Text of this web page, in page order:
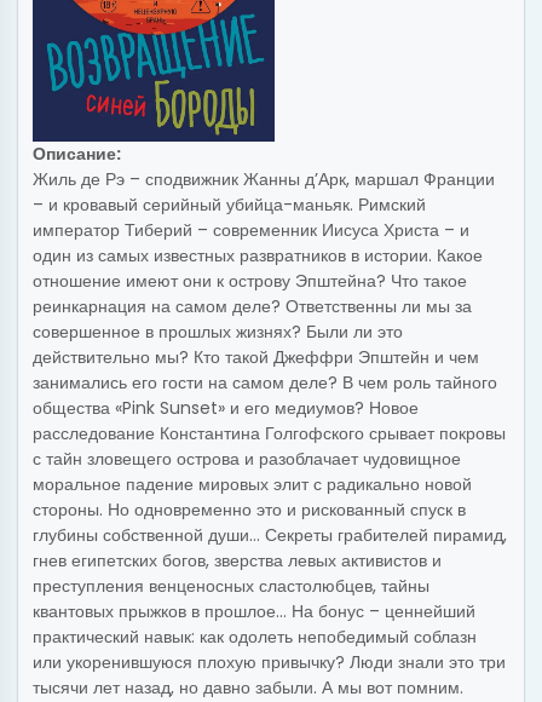
Описание:
Жиль де Рэ – сподвижник Жанны д’Арк, маршал Франции
– и кровавый серийный убийца-маньяк. Римский
император Тиберий – современник Иисуса Христа – и
один из самых известных развратников в истории. Какое
отношение имеют они к острову Эпштейна? Что такое
реинкарнация на самом деле? Ответственны ли мы за
совершенное в прошлых жизнях? Были ли это
действительно мы? Кто такой Джеффри Эпштейн и чем
занимались его гости на самом деле? В чем роль тайного
общества «Pink Sunset» и его медиумов? Новое
расследование Константина Голгофского срывает покровы
с тайн зловещего острова и разоблачает чудовищное
моральное падение мировых элит с радикально новой
стороны. Но одновременно это и рискованный спуск в
глубины собственной души… Секреты грабителей пирамид,
гнев египетских богов, зверства левых активистов и
преступления венценосных сластолюбцев, тайны
квантовых прыжков в прошлое… На бонус – ценнейший
практический навык: как одолеть непобедимый соблазн
или укоренившуюся плохую привычку? Люди знали это три
тысячи лет назад, но давно забыли. А мы вот помним.